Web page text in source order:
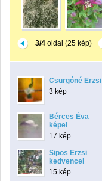
3/4oldal (25 kép)
Csurgóné Erzsi
3 kép
Bérces Éva
képei
17 kép
Sipos Erzsi
kedvencei
15 kép